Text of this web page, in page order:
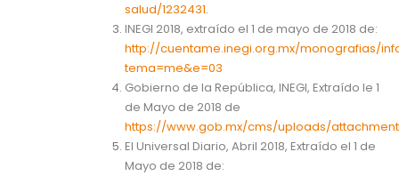
salud/1232431.
INEGI 2018, extraído el 1 de mayo de 2018 de:
http://cuentame.inegi.org.mx/monografias/
tema=me&e=03
Gobierno de la República, INEGI, Extraído le 1
de Mayo de 2018 de
https://www.gob.mx/cms/uploads/
El Universal Diario, Abril 2018, Extraído el 1 de
Mayo de 2018 de: